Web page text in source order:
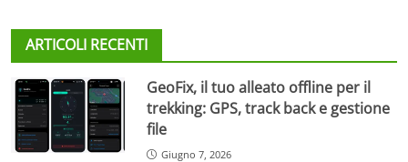
ARTICOLI RECENTI
GeoFix, il tuo alleato offline per il
trekking: GPS, track back e gestione
file
Giugno 7, 2026